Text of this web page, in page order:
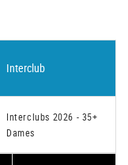
Interclub
Interclubs 2026 - 35+
Dames